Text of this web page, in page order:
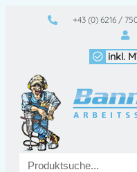
+43 (0) 6216 /
inkl.